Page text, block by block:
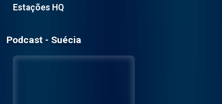
Estações HQ
Podcast - Suécia